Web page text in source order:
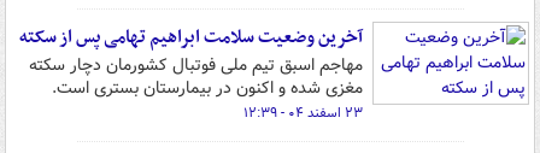
آخرین وضعیت سلامت ابراهیم تهامی پس از سکته
مهاجم اسبق تیم ملی فوتبال کشورمان دچار سکته
مغزی شده و اکنون در بیمارستان بستری است.
۲۳ اسفند ۰۴ - ۱۲:۳۹